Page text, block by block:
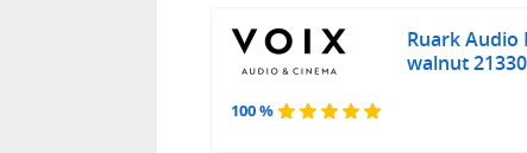
100 %
Ruark Audio
walnut